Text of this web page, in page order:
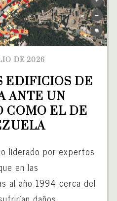
DE 2026
EDIFICIOS DE
ANTE UN
COMO EL DE
liderado por expertos
en las
al año 1994 cerca del